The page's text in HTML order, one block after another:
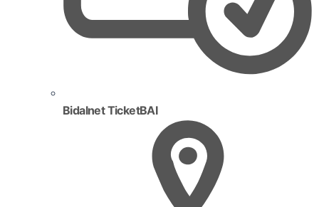
Bidalnet TicketBAI